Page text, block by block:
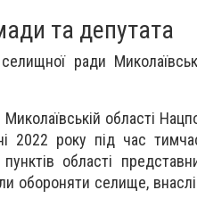
та депутата
ради
області
року під час
області
обороняти селище,